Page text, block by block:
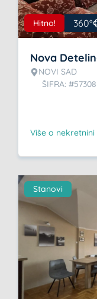
Hitno! 360°
Nova
NOVI SAD
ŠIFRA:
Više o nekretnini
Stanovi